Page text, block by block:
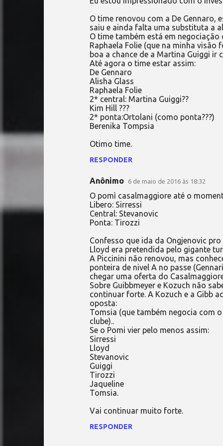
O time renovou com a De Gennaro,
saiu e ainda falta uma substituta a
O time também está em
Raphaela Folie (que na minha
boa a chance de a Martina Guiggi ir
Até agora o time estar assim:
De Gennaro
Alisha Glass
Raphaela Folie
2* central: Martina Guiggi??
Kim Hill ???
2* ponta:Ortolani (como ponta???)
Berenika Tompsia
Otimo time.
RESPONDER
Anônimo 6 de maio de 2016 às 18:32
O pomì casalmaggiore até o
Libero: Sirressi
Central: Stevanovic
Ponta: Tirozzi
Confesso que ida da Ongjenovic
Lloyd era pretendida pelo gigante
A Piccinini não renovou, mas
ponteira de nivel A no passe
chegar uma oferta do
Sobre Guibbmeyer e Kozuch não
continuar forte. A Kozuch e a Gibb
oposta:
Tomsia (que também negocia com
clube)..
Se o Pomi vier pelo menos assim:
Sirressi
Lloyd
Stevanovic
Guiggi
Tirozzi
Jaqueline
Tomsia.
Vai continuar muito forte.
RESPONDER